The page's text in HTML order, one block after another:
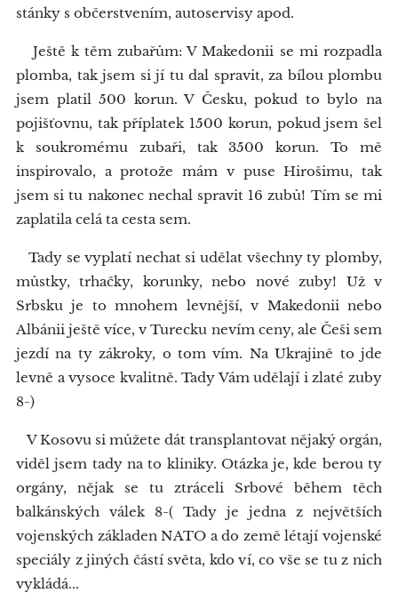
stánky s občerstvením, autoservisy apod.
Ještě k těm zubařům: V Makedonii se mi rozpadla
plomba, tak jsem si jí tu dal spravit, za bílou plombu
jsem platil 500 korun. V Česku, pokud to bylo na
pojišťovnu, tak příplatek 1500 korun, pokud jsem šel
k soukromému zubaři, tak 3500 korun. To mě
inspirovalo, a protože mám v puse Hirošimu, tak
jsem si tu nakonec nechal spravit 16 zubů! Tím se mi
zaplatila celá ta cesta sem.
Tady se vyplatí nechat si udělat všechny ty plomby,
můstky, trhačky, korunky, nebo nové zuby! Už v
Srbsku je to mnohem levnější, v Makedonii nebo
Albánii ještě více, v Turecku nevím ceny, ale Češi sem
jezdí na ty zákroky, o tom vím. Na Ukrajině to jde
levně a vysoce kvalitně. Tady Vám udělají i zlaté zuby
8-)
V Kosovu si můžete dát transplantovat nějaký orgán,
viděl jsem tady na to kliniky. Otázka je, kde berou ty
orgány, nějak se tu ztráceli Srbové během těch
balkánských válek 8-( Tady je jedna z největších
vojenských základen NATO a do země létají vojenské
speciály z jiných částí světa, kdo ví, co vše se tu z nich
vykládá...